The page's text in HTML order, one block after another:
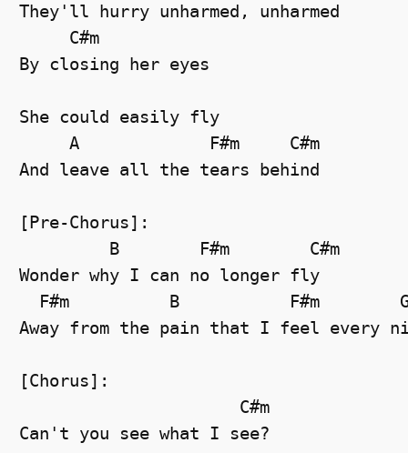
They'll hurry unharmed, unharmed
     C#m
By closing her eyes
She could easily fly
     A             F#m     C#m
And leave all the tears behind
[Pre-Chorus]:
         B        F#m        C#m
Wonder why I can no longer fly
F#m          B           F#m
Away from the pain that I feel every
[Chorus]:
                      C#m
Can't you see what I see?